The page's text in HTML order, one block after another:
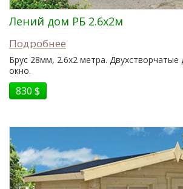
Лений дом РБ 2.6x2м
Подробнее
Брус 28мм, 2.6x2 метра.
окно.
830 $